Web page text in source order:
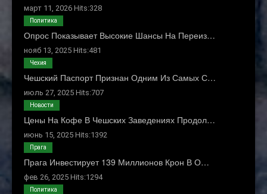
март 11, 2026 Hits:328
Опрос Показывает Высокие Шансы На Переиз…
нояб 13, 2025 Hits:481
Политика
Чешский Паспорт Признан Одним Из Самых С…
июль 27, 2025 Hits:707
Чехия
Цены На Кофе В Чешских Заведениях Продол…
июнь 15, 2025 Hits:1392
Новости
Прага Инвестирует 139 Миллионов Крон В О…
фев 26, 2025 Hits:1294
Прага
Политика